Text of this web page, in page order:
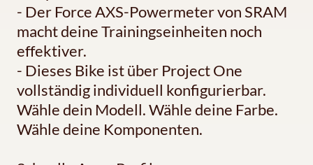
- Der Force AXS-Powermeter von SRAM
macht deine Trainingseinheiten noch
effektiver.
- Dieses Bike ist über Project One
vollständig individuell konfigurierbar.
Wähle dein Modell. Wähle deine Farbe.
Wähle deine Komponenten.